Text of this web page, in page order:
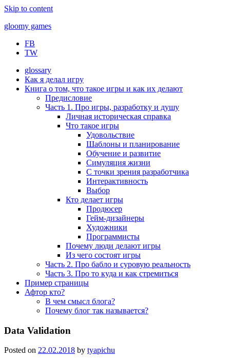
Skip to content
gloomy games
Печально об играх
FB
TW
glossary
Как я делал игру
Книга о том, что такое игры и как их делают
Предисловие
Часть 1. Про игры, разработку и душу
Личная историческая справка
Что такое игры
Удовольствие
Шаблоны и планирование
Обучение и развитие
Симуляция жизни
С точки зрения разработчика
Интерактивность
Выбор
Кто делает игры
Продюсер
Гейм-дизайнеры
Художники
Программисты
Почему люди делают игры
Из чего состоят игры
Часть 2. Про бабло и суровую реальность
Часть 3. Про то куда и как стремиться
Пример страницы
Афтор кто?
В чем смысл блога?
Почему блог так называется?
Data Validation
Posted on 22.02.2018 by tyapichu